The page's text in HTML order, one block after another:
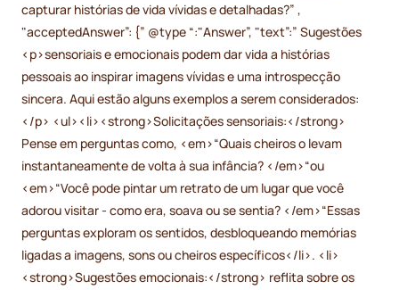
capturar histórias de vida vívidas e detalhadas?” ,
"acceptedAnswer”: {” @type “:"Answer”, "text”:” Sugestões
<p>sensoriais e emocionais podem dar vida a histórias
pessoais ao inspirar imagens vívidas e uma introspecção
sincera. Aqui estão alguns exemplos a serem considerados:
</p> <ul><li><strong>Solicitações sensoriais:</strong>
Pense em perguntas como, <em>“Quais cheiros o levam
instantaneamente de volta à sua infância? </em>“ou
<em>“Você pode pintar um retrato de um lugar que você
adorou visitar - como era, soava ou se sentia? </em>“Essas
perguntas exploram os sentidos, desbloqueando memórias
ligadas a imagens, sons ou cheiros específicos</li>. <li>
<strong>Sugestões emocionais:</strong> reflita sobre os